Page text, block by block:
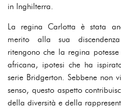
in Inghilterra.
La regina Carlotta è stata
merito alla sua
ritengono che la regina
africana, ipotesi che ha
serie Bridgerton. Sebbene non
senso, questo aspetto
della diversità e della